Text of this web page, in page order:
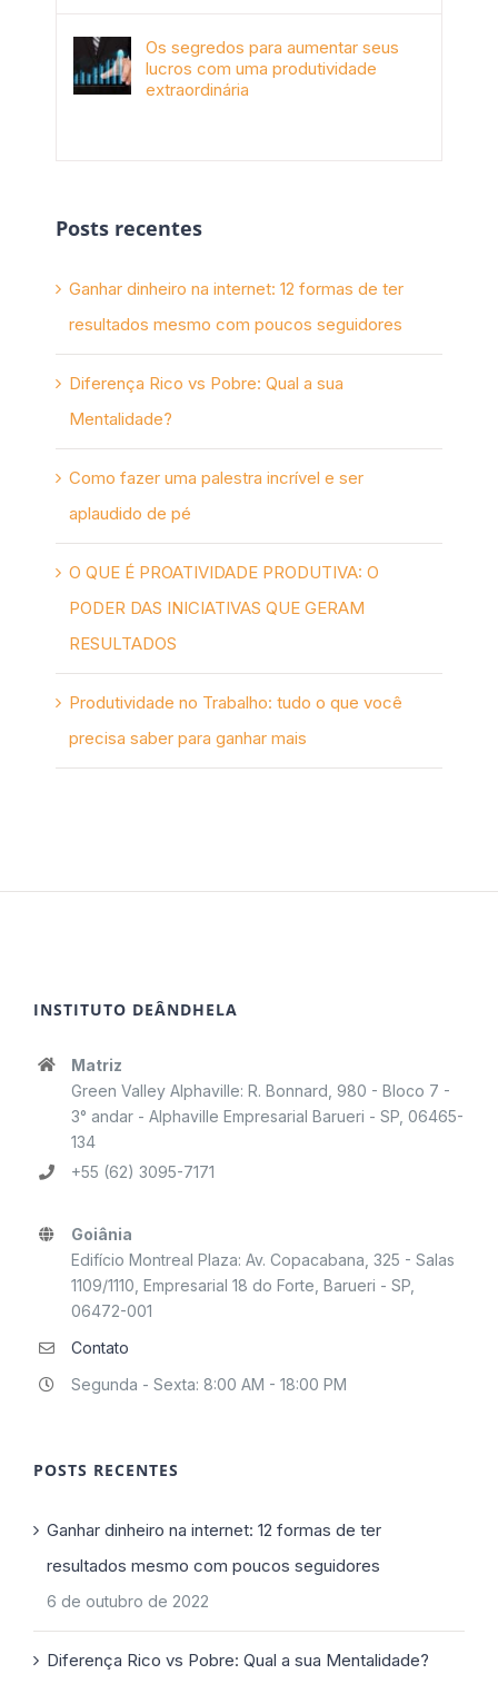
Os segredos para aumentar seus
lucros com uma produtividade
extraordinária
Posts recentes
Ganhar dinheiro na internet: 12 formas de ter
resultados mesmo com poucos seguidores
Diferença Rico vs Pobre: Qual a sua
Mentalidade?
Como fazer uma palestra incrível e ser
aplaudido de pé
O QUE É PROATIVIDADE PRODUTIVA: O
PODER DAS INICIATIVAS QUE GERAM
RESULTADOS
Produtividade no Trabalho: tudo o que você
precisa saber para ganhar mais
INSTITUTO DEÂNDHELA
Matriz
Green Valley Alphaville: R. Bonnard, 980 - Bloco 7 -
3° andar - Alphaville Empresarial Barueri - SP, 06465-
134
+55 (62) 3095-7171
Goiânia
Edifício Montreal Plaza: Av. Copacabana, 325 - Salas
1109/1110, Empresarial 18 do Forte, Barueri - SP,
06472-001
Contato
Segunda - Sexta: 8:00 AM - 18:00 PM
POSTS RECENTES
Ganhar dinheiro na internet: 12 formas de ter
resultados mesmo com poucos seguidores
6 de outubro de 2022
Diferença Rico vs Pobre: Qual a sua Mentalidade?